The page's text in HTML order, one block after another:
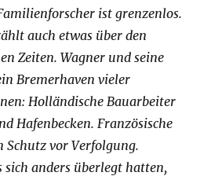
ist grenzenlos.
auch etwas über den
Zeiten. Wagner und seine
Bremerhaven vieler
Holländische Bauarbeiter
Hafenbecken. Französische
Schutz vor Verfolgung.
sich anders überlegt hatten,